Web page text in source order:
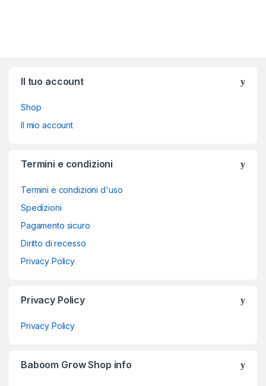
Il tuo account
Shop
Il mio account
Termini e condizioni
Termini e condizioni d'uso
Spedizioni
Pagamento sicuro
Diritto di recesso
Privacy Policy
Privacy Policy
Privacy Policy
Baboom Grow Shop info